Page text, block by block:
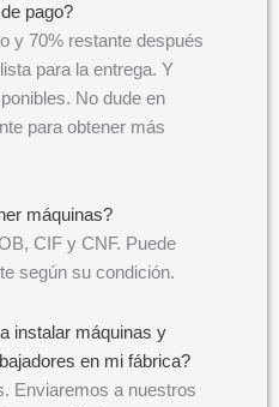
pago?
y 70% restante después
para la entrega. Y
No dude en
para obtener más
máquinas?
CIF y CNF. Puede
según su condición.
instalar máquinas y
en mi fábrica?
Enviaremos a nuestros